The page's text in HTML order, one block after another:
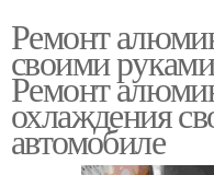
Ремонт
своими
Ремонт
охлаждения
автомобиле